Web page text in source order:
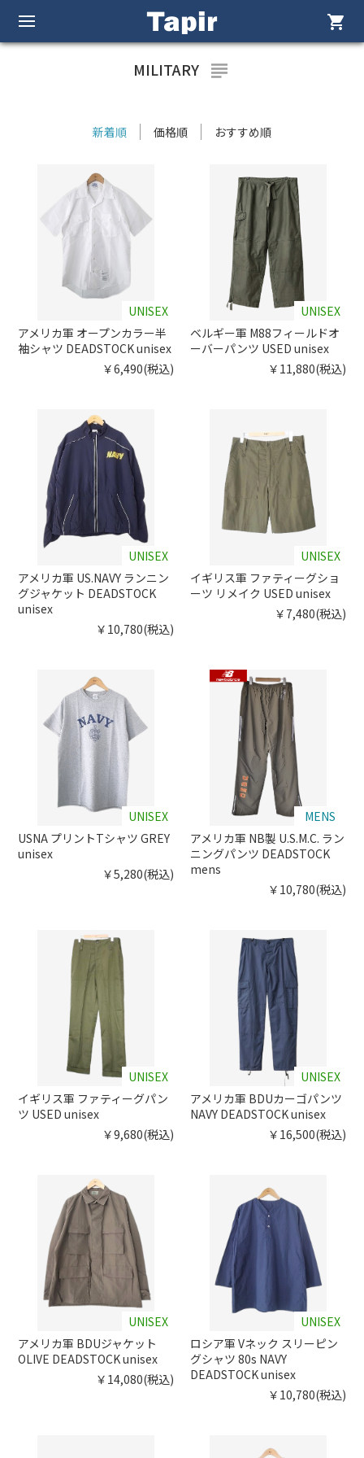
shopping_cart
MILITARY subject
新着順 価格順 おすすめ順
UNISEX
アメリカ軍 オープンカラー半
袖シャツ DEADSTOCK unisex
￥6,490(税込)
UNISEX
ベルギー軍 M88フィールドオ
ーバーパンツ USED unisex
￥11,880(税込)
UNISEX
アメリカ軍 US.NAVY ランニン
グジャケット DEADSTOCK
unisex
￥10,780(税込)
UNISEX
イギリス軍 ファティーグショ
ーツ リメイク USED unisex
￥7,480(税込)
UNISEX
USNA プリントTシャツ GREY
unisex
￥5,280(税込)
MENS
アメリカ軍 NB製 U.S.M.C. ラン
ニングパンツ DEADSTOCK
mens
￥10,780(税込)
UNISEX
イギリス軍 ファティーグパン
ツ USED unisex
￥9,680(税込)
UNISEX
アメリカ軍 BDUカーゴパンツ
NAVY DEADSTOCK unisex
￥16,500(税込)
UNISEX
アメリカ軍 BDUジャケット
OLIVE DEADSTOCK unisex
￥14,080(税込)
UNISEX
ロシア軍 Vネック スリーピン
グシャツ 80s NAVY
DEADSTOCK unisex
￥10,780(税込)